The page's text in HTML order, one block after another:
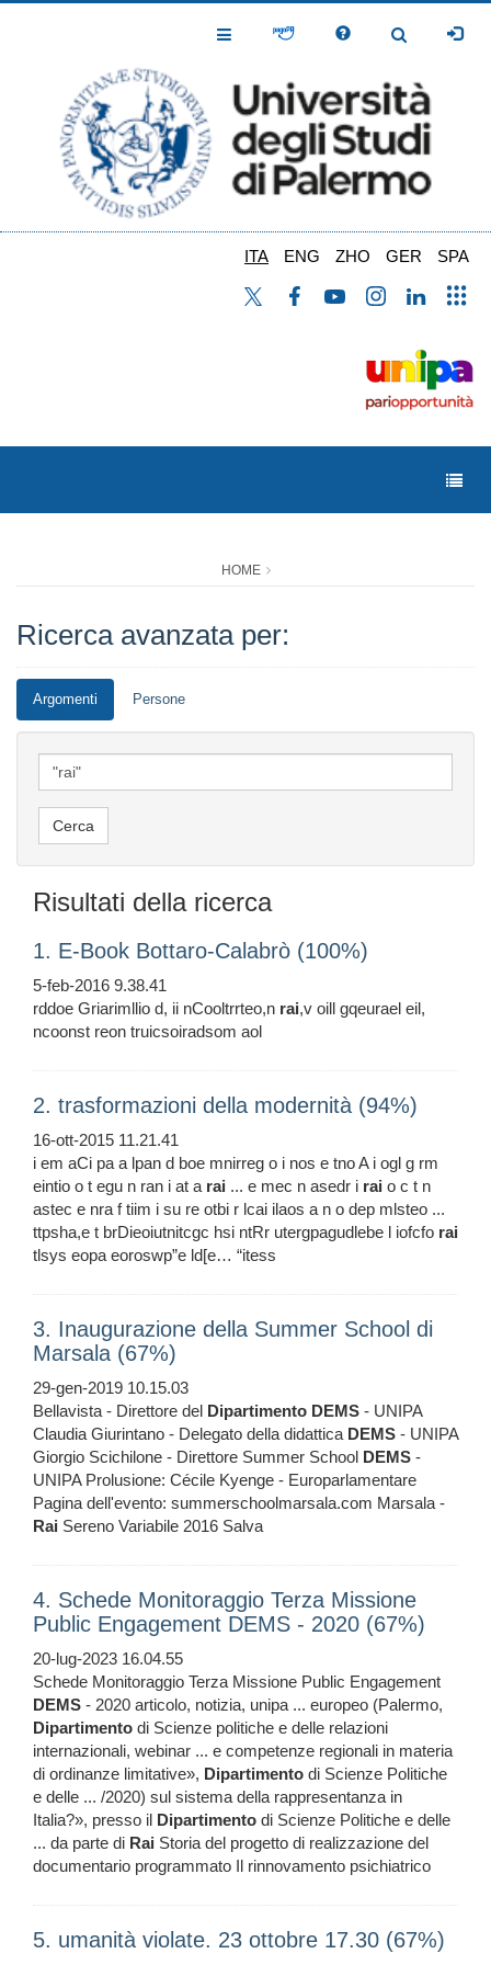
Toggle
Toggle
ITA ENG ZHO GER SPA
HOME
Ricerca avanzata per:
Argomenti Persone
Risultati della ricerca
1. E-Book Bottaro-Calabrò (100%)
5-feb-2016 9.38.41
rddoe Griarimllio d, ii nCooltrrteo,n rai,v oill gqeurael eil,
ncoonst reon truicsoiradsom aol
2. trasformazioni della modernità (94%)
16-ott-2015 11.21.41
i em aCi pa a lpan d boe mnirreg o i nos e tno A i ogl g rm
eintio o t egu n ran i at a rai ... e mec n asedr i rai o c t n
astec e nra f tiim i su re otbi r lcai ilaos a n o dep mlsteo ...
ttpsha,e t brDieoiutnitcgc hsi ntRr utergpagudlebe l iofcfo rai
tlsys eopa eoroswp”e ld[e… “itess
3. Inaugurazione della Summer School di
Marsala (67%)
29-gen-2019 10.15.03
Bellavista - Direttore del Dipartimento DEMS - UNIPA
Claudia Giurintano - Delegato della didattica DEMS - UNIPA
Giorgio Scichilone - Direttore Summer School DEMS -
UNIPA Prolusione: Cécile Kyenge - Europarlamentare
Pagina dell'evento: summerschoolmarsala.com Marsala -
Rai Sereno Variabile 2016 Salva
4. Schede Monitoraggio Terza Missione
Public Engagement DEMS - 2020 (67%)
20-lug-2023 16.04.55
Schede Monitoraggio Terza Missione Public Engagement
DEMS - 2020 articolo, notizia, unipa ... europeo (Palermo,
Dipartimento di Scienze politiche e delle relazioni
internazionali, webinar ... e competenze regionali in materia
di ordinanze limitative», Dipartimento di Scienze Politiche
e delle ... /2020) sul sistema della rappresentanza in
Italia?», presso il Dipartimento di Scienze Politiche e delle
... da parte di Rai Storia del progetto di realizzazione del
documentario programmato Il rinnovamento psichiatrico
5. umanità violate. 23 ottobre 17.30 (67%)